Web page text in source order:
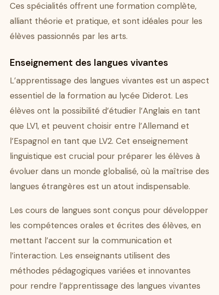
Ces spécialités offrent une formation complète,
alliant théorie et pratique, et sont idéales pour les
élèves passionnés par les arts.
Enseignement des langues vivantes
L’apprentissage des langues vivantes est un aspect
essentiel de la formation au lycée Diderot. Les
élèves ont la possibilité d’étudier l’Anglais en tant
que LV1, et peuvent choisir entre l’Allemand et
l’Espagnol en tant que LV2. Cet enseignement
linguistique est crucial pour préparer les élèves à
évoluer dans un monde globalisé, où la maîtrise des
langues étrangères est un atout indispensable.
Les cours de langues sont conçus pour développer
les compétences orales et écrites des élèves, en
mettant l’accent sur la communication et
l’interaction. Les enseignants utilisent des
méthodes pédagogiques variées et innovantes
pour rendre l’apprentissage des langues vivantes